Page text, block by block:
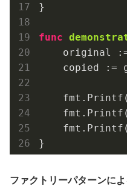
}
func
original
copied :=
    fmt.Printf(
    fmt.Printf(
    fmt.Printf(
ファクトリーパターンに